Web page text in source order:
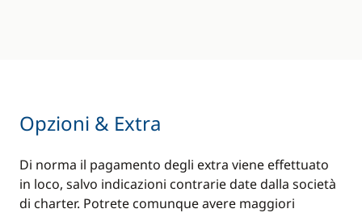
Opzioni & Extra
Di norma il pagamento degli extra viene effettuato
in loco, salvo indicazioni contrarie date dalla società
di charter. Potrete comunque avere maggiori